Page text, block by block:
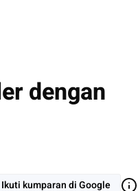
dengan
Ikuti kumparan di Google